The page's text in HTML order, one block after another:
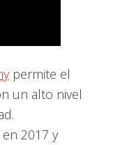
permite el
un alto nivel
en 2017 y